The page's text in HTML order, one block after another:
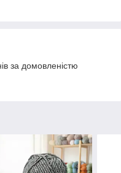
за домовленістю